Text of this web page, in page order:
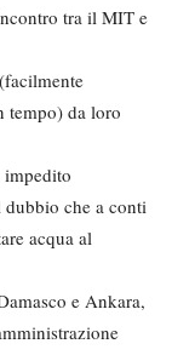
tra il MIT e
tempo) da loro
impedito
che a conti
acqua al
e Ankara,